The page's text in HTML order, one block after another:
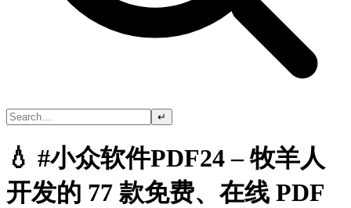
↵
💧 #小众软件PDF24 – 牧羊人
开发的 77 款免费、在线 PDF